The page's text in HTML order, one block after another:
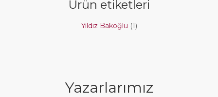
Ürün etiketleri
Yıldız Bakoğlu (1)
Yazarlarımız